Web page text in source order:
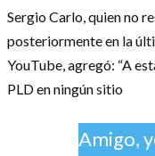
Sergio Carlo, quien no
posteriormente en la
YouTube, agregó: “A
PLD en ningún sitio
Amigo,